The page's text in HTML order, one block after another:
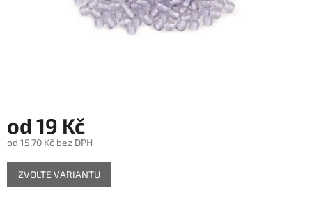
od 19 Kč
od 15,70 Kč bez DPH
Měrná
cena:
ZVOLTE VARIANTU